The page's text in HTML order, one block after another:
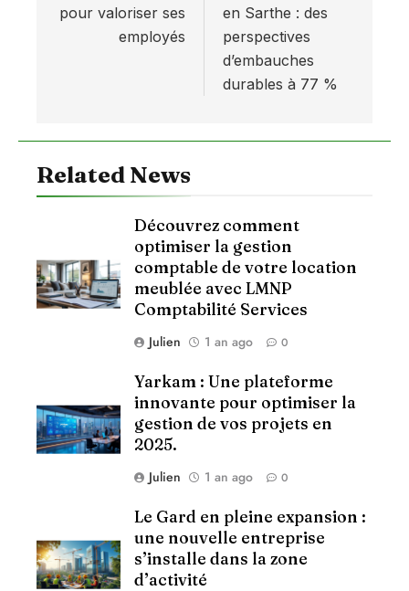
pour valoriser ses
employés
en Sarthe : des
perspectives
d’embauches
durables à 77 %
Related News
Découvrez comment
optimiser la gestion
comptable de votre location
meublée avec LMNP
Comptabilité Services
Julien 1 an ago 0
Yarkam : Une plateforme
innovante pour optimiser la
gestion de vos projets en
2025.
Julien 1 an ago 0
Le Gard en pleine expansion :
une nouvelle entreprise
s’installe dans la zone
d’activité